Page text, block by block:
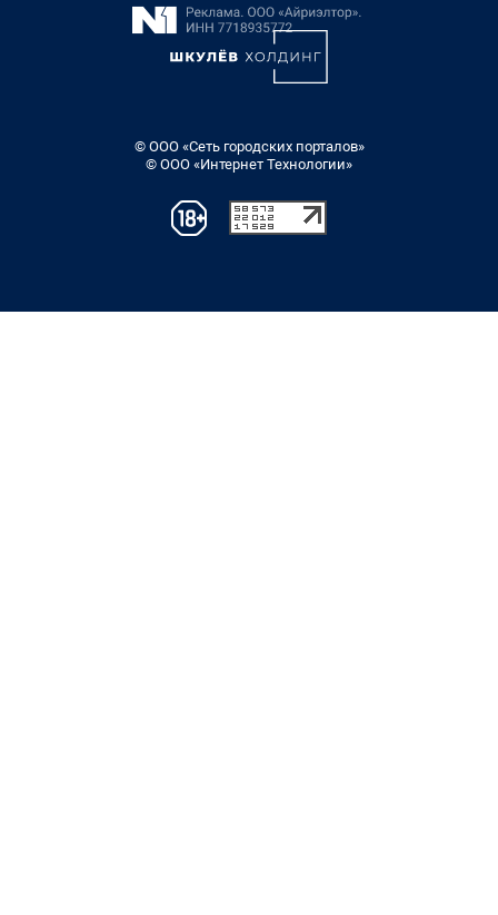
© ООО «Сеть городских порталов»
© ООО «Интернет Технологии»